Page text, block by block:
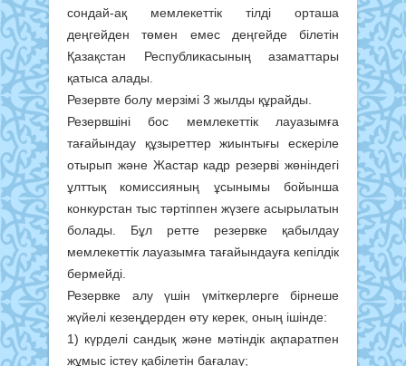
сондай-ақ мемлекеттік тілді орташа
деңгейден төмен емес деңгейде білетін
Қазақстан Республикасының азаматтары
қатыса алады.
Резервте болу мерзімі 3 жылды құрайды.
Резервшіні бос мемлекеттік лауазымға
тағайындау құзыреттер жиынтығы ескеріле
отырып және Жастар кадр резерві жөніндегі
ұлттық комиссияның ұсынымы бойынша
конкурстан тыс тәртіппен жүзеге асырылатын
болады. Бұл ретте резервке қабылдау
мемлекеттік лауазымға тағайындауға кепілдік
бермейді.
Резервке алу үшін үміткерлерге бірнеше
жүйелі кезеңдерден өту керек, оның ішінде:
1) күрделі сандық және мәтіндік ақпаратпен
жұмыс істеу қабілетін бағалау;